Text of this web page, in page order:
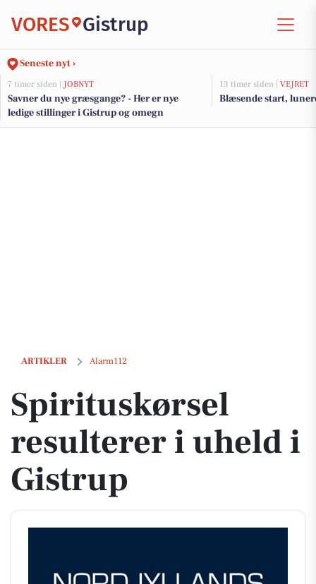
VORES Gistrup
Seneste nyt ›
7 timer siden | JOBNYT
Savner du nye græsgange? - Her er nye
ledige stillinger i Gistrup og omegn
13 timer siden | VEJRET
Blæsende start,
ARTIKLER Alarm112
Spirituskørsel resulterer i uheld i Gistrup
Spirituskørsel
resulterer i uheld i
Gistrup